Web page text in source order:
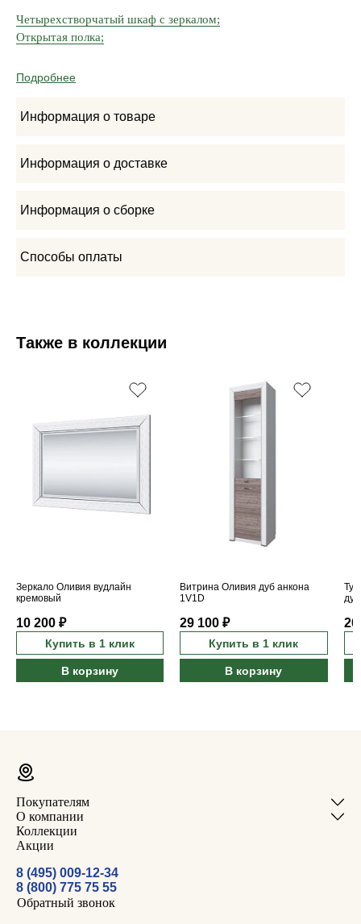
Четырехстворчатый шкаф с зеркалом;
Открытая полка;
Подробнее
Информация о товаре
Информация о доставке
Информация о сборке
Способы оплаты
Также в коллекции
Зеркало Оливия вудлайн
кремовый
10 200 ₽
Купить в 1 клик
В корзину
Витрина Оливия дуб анкона
1V1D
29 100 ₽
Купить в 1 клик
В корзину
20
Покупателям
О компании
Коллекции
Акции
8 (495) 009-12-34
8 (800) 775 75 55
Обратный звонок